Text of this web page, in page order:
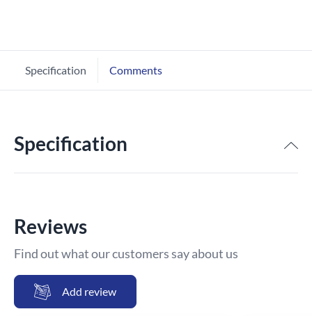
Specification Comments
Specification
Reviews
Find out what our customers say about us
Add review